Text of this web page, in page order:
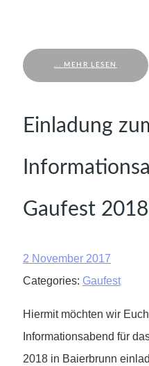
... MEHR LESEN
Einladung
Gaufest
2 November 2017
Categories: Gaufest
Hiermit möchten wir
Informationsabend für
2018 in Baierbrunn